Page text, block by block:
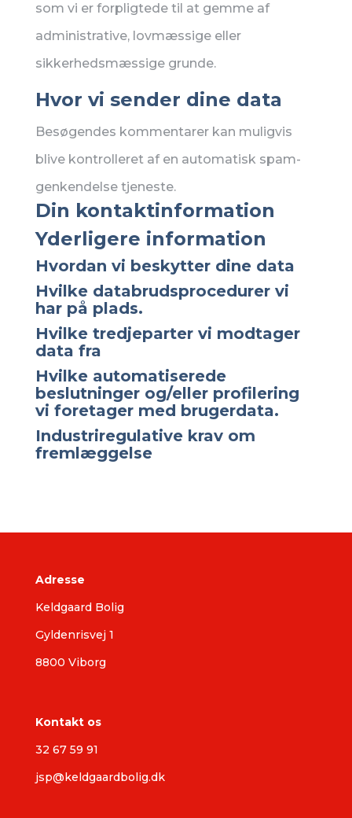
som vi er forpligtede til at gemme af
administrative, lovmæssige eller
sikkerhedsmæssige grunde.
Hvor vi sender dine data
Besøgendes kommentarer kan muligvis
blive kontrolleret af en automatisk spam-
genkendelse tjeneste.
Din kontaktinformation
Yderligere information
Hvordan vi beskytter dine data
Hvilke databrudsprocedurer vi
har på plads.
Hvilke tredjeparter vi modtager
data fra
Hvilke automatiserede
beslutninger og/eller profilering
vi foretager med brugerdata.
Industriregulative krav om
fremlæggelse
Adresse
Keldgaard Bolig
Gyldenrisvej 1
8800 Viborg
Kontakt os
32 67 59 91
jsp@keldgaardbolig.dk